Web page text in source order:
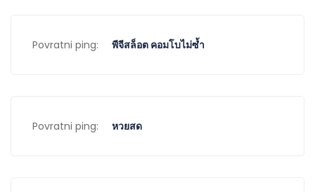
Povratni ping: พีจีสล็อต คอมโบไม่ซ้ำ
Povratni ping: หวยสด